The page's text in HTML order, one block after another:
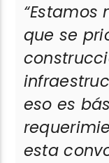
“Estamos
que se
eso es
esta